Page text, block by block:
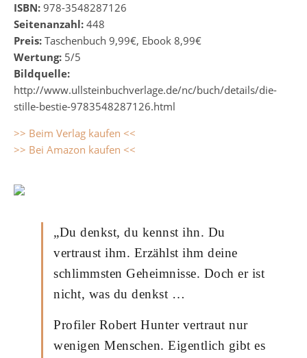
ISBN: 978-3548287126
Seitenanzahl: 448
Preis: Taschenbuch 9,99€, Ebook 8,99€
Wertung: 5/5
Bildquelle:
http://www.ullsteinbuchverlage.de/nc/buch/details/die-
stille-bestie-9783548287126.html
>> Beim Verlag kaufen <<
>> Bei Amazon kaufen <<
„Du denkst, du kennst ihn. Du
vertraust ihm. Erzählst ihm deine
schlimmsten Geheimnisse. Doch er ist
nicht, was du denkst …
Profiler Robert Hunter vertraut nur
wenigen Menschen. Eigentlich gibt es